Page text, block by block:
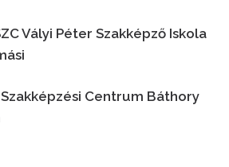
Vályi Péter Szakképző Iskola
Centrum Báthory